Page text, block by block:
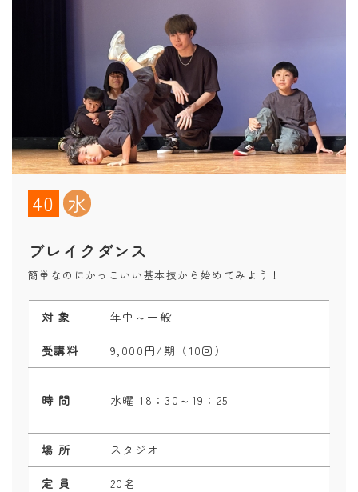
40 水
ブレイクダンス
簡単なのにかっこいい基本技から始めてみよう！
対 象 年中～一般
受講料 9,000円/期（10回）
時 間 水曜 18：30～19：25
場 所 スタジオ
定 員 20名